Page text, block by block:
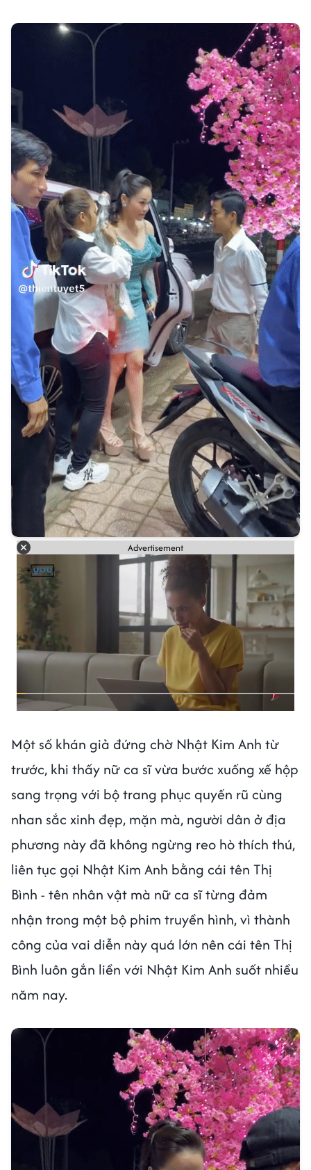
Advertisement
Một số khán giả đứng chờ Nhật Kim Anh từ
trước, khi thấy nữ ca sĩ vừa bước xuống xế hộp
sang trọng với bộ trang phục quyến rũ cùng
nhan sắc xinh đẹp, mặn mà, người dân ở địa
phương này đã không ngừng reo hò thích thú,
liên tục gọi Nhật Kim Anh bằng cái tên Thị
Bình - tên nhân vật mà nữ ca sĩ từng đảm
nhận trong một bộ phim truyền hình, vì thành
công của vai diễn này quá lớn nên cái tên Thị
Bình luôn gắn liền với Nhật Kim Anh suốt nhiều
năm nay.